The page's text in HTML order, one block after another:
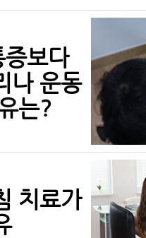
보다
나 운동
는?
치료가